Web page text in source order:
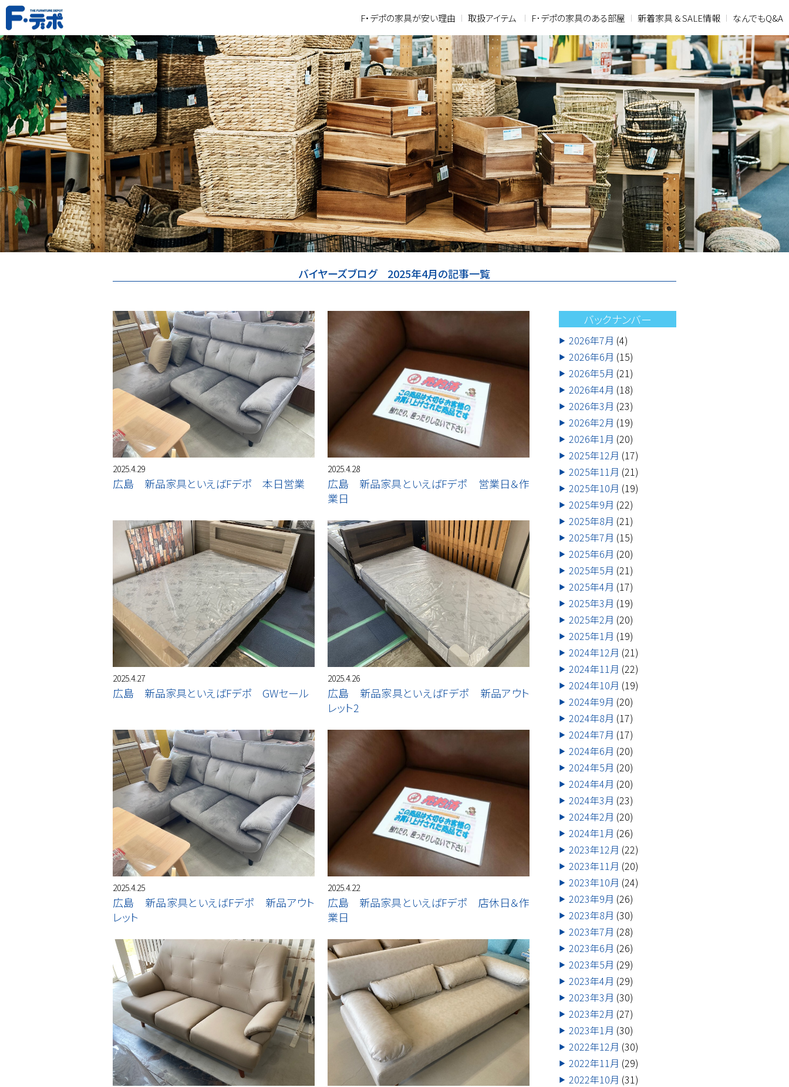
F・デポの家具が安い理由 取扱アイテム F･デポの家具のある部屋 新着家具 & SALE情報 なんでもQ&A
バイヤーズブログ 2025年4月の記事一覧
2025.4.29
広島 新品家具といえばFデポ 本日営業
2025.4.28
広島 新品家具といえばFデポ 営業日＆作
業日
2025.4.27
広島 新品家具といえばFデポ GWセール
2025.4.26
広島 新品家具といえばFデポ 新品アウト
レット2
2025.4.25
広島 新品家具といえばFデポ 新品アウト
レット
2025.4.22
広島 新品家具といえばFデポ 店休日＆作
業日
バックナンバー
2026年7月 (4)
2026年6月 (15)
2026年5月 (21)
2026年4月 (18)
2026年3月 (23)
2026年2月 (19)
2026年1月 (20)
2025年12月 (17)
2025年11月 (21)
2025年10月 (19)
2025年9月 (22)
2025年8月 (21)
2025年7月 (15)
2025年6月 (20)
2025年5月 (21)
2025年4月 (17)
2025年3月 (19)
2025年2月 (20)
2025年1月 (19)
2024年12月 (21)
2024年11月 (22)
2024年10月 (19)
2024年9月 (20)
2024年8月 (17)
2024年7月 (17)
2024年6月 (20)
2024年5月 (20)
2024年4月 (20)
2024年3月 (23)
2024年2月 (20)
2024年1月 (26)
2023年12月 (22)
2023年11月 (20)
2023年10月 (24)
2023年9月 (26)
2023年8月 (30)
2023年7月 (28)
2023年6月 (26)
2023年5月 (29)
2023年4月 (29)
2023年3月 (30)
2023年2月 (27)
2023年1月 (30)
2022年12月 (30)
2022年11月 (29)
2022年10月 (31)